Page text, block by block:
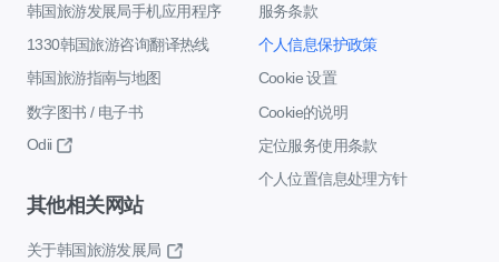
韩国旅游发展局手机应用程序
1330韩国旅游咨询翻译热线
韩国旅游指南与地图
数字图书 / 电子书
Odii
服务条款
个人信息保护政策
Cookie 设置
Cookie的说明
定位服务使用条款
个人位置信息处理方针
其他相关网站
关于韩国旅游发展局